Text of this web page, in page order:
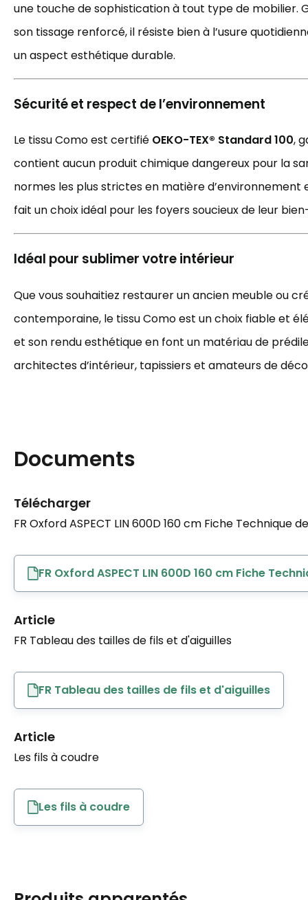
une touche de sophistication à tout type de mobilier.
son tissage renforcé, il résiste bien à l’usure
un aspect esthétique durable.
Sécurité et respect de l’environnement
Le tissu Como est certifié OEKO-TEX® Standard 100,
contient aucun produit chimique dangereux pour la
normes les plus strictes en matière d’environnement
fait un choix idéal pour les foyers soucieux de leur
Idéal pour sublimer votre intérieur
Que vous souhaitiez restaurer un ancien meuble ou
contemporaine, le tissu Como est un choix fiable et
et son rendu esthétique en font un matériau de
architectes d’intérieur, tapissiers et amateurs de
Documents
Télécharger
FR Oxford ASPECT LIN 600D 160 cm Fiche Technique
FR Oxford ASPECT LIN 600D 160 cm Fiche
Article
FR Tableau des tailles de fils et d'aiguilles
FR Tableau des tailles de fils et d'aiguilles
Article
Les fils à coudre
Les fils à coudre